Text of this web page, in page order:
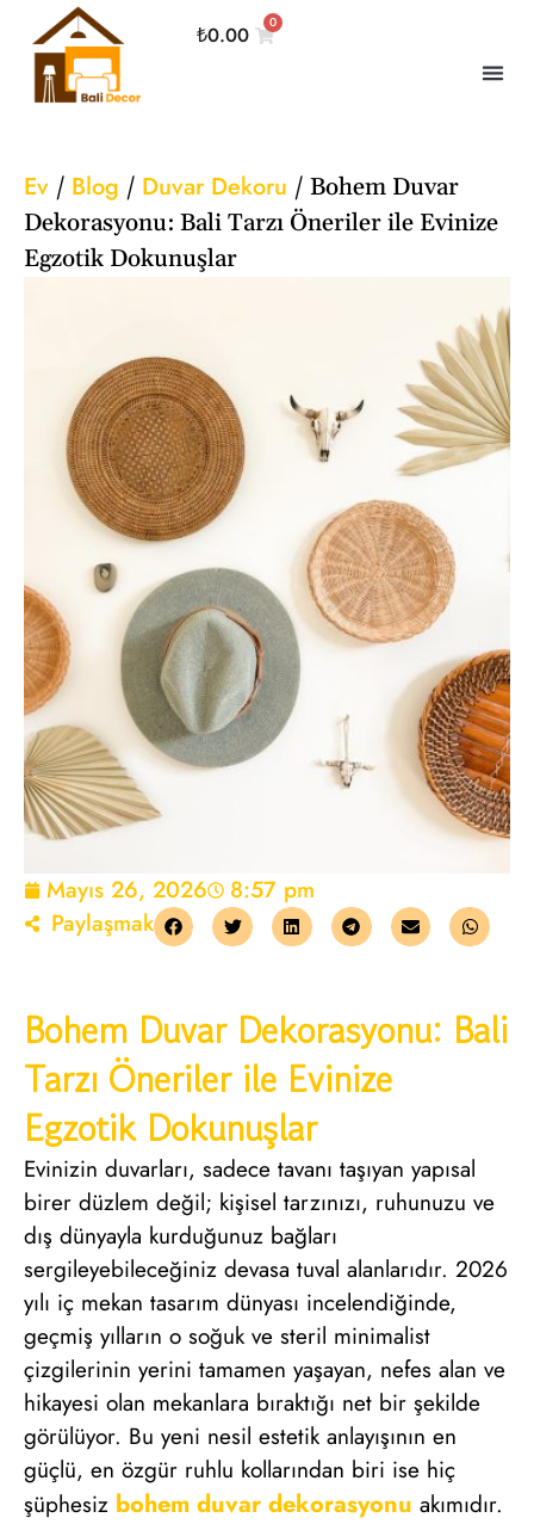
₺0.00 0
Ev / Blog / Duvar Dekoru / Bohem Duvar
Dekorasyonu: Bali Tarzı Öneriler ile Evinize
Egzotik Dokunuşlar
Mayıs 26, 2026
8:57 pm
Paylaşmak
Bohem Duvar Dekorasyonu: Bali
Tarzı Öneriler ile Evinize
Egzotik Dokunuşlar
Evinizin duvarları, sadece tavanı taşıyan yapısal
birer düzlem değil; kişisel tarzınızı, ruhunuzu ve
dış dünyayla kurduğunuz bağları
sergileyebileceğiniz devasa tuval alanlarıdır. 2026
yılı iç mekan tasarım dünyası incelendiğinde,
geçmiş yılların o soğuk ve steril minimalist
çizgilerinin yerini tamamen yaşayan, nefes alan ve
hikayesi olan mekanlara bıraktığı net bir şekilde
görülüyor. Bu yeni nesil estetik anlayışının en
güçlü, en özgür ruhlu kollarından biri ise hiç
şüphesiz bohem duvar dekorasyonu akımıdır.